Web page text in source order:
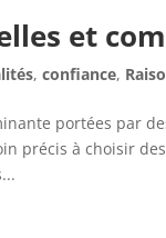
et
,confiance,
portées par
précis à choisir